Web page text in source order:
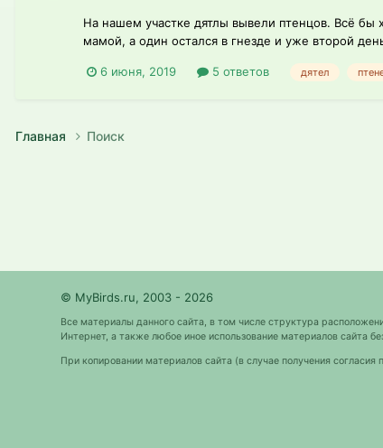
На нашем участке дятлы вывели птенцов. Всё бы
мамой, а один остался в гнезде и уже второй
6 июня, 2019 5 ответов дятел
Главная Поиск
© MyBirds.ru, 2003 - 2026
Все материалы данного сайта, в том числе структура
Интернет, а также любое иное использование материалов сайта
При копировании материалов сайта (в случае получения